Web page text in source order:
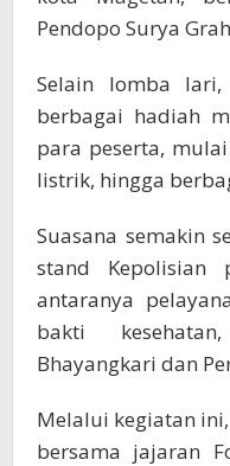
Pendopo Surya
Selain lomba
berbagai hadiah
para peserta,
listrik, hingga
Suasana semakin
stand Kepolisian
antaranya
bakti
Bhayangkari dan
Melalui kegiatan
bersama jajaran